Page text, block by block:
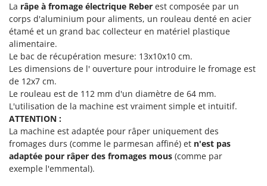
Semoirs et Épandeurs d'engrais
Socs pour tracteur
Souffleurs aspirateurs pour Feuilles
Soufreuses - Poudreuses à dos
Soufreuses - Poudreuses pour tracteur
T
Taille-haies
Taille-haies à bras pour tracteur
Tarières
Tondeuses à Gazon
K
KAAZ
Karcher
Kasco
Kemper
Keter
KitchenAid
Komo
L
Laica
La râpe à fromage électrique Reber est composée par un
corps d'aluminium pour aliments, un rouleau denté en acier
étamé et un grand bac collecteur en matériel plastique
alimentaire.
Le bac de récupération mesure: 13x10x10 cm.
Les dimensions de l' ouverture pour introduire le fromage est
de 12x7 cm.
Le rouleau est de 112 mm d'un diamètre de 64 mm.
L'utilisation de la machine est vraiment simple et intuitif.
ATTENTION :
La machine est adaptée pour râper uniquement des
fromages durs (comme le parmesan affiné) et n'est pas
adaptée pour râper des fromages mous (comme par
exemple l'emmental).